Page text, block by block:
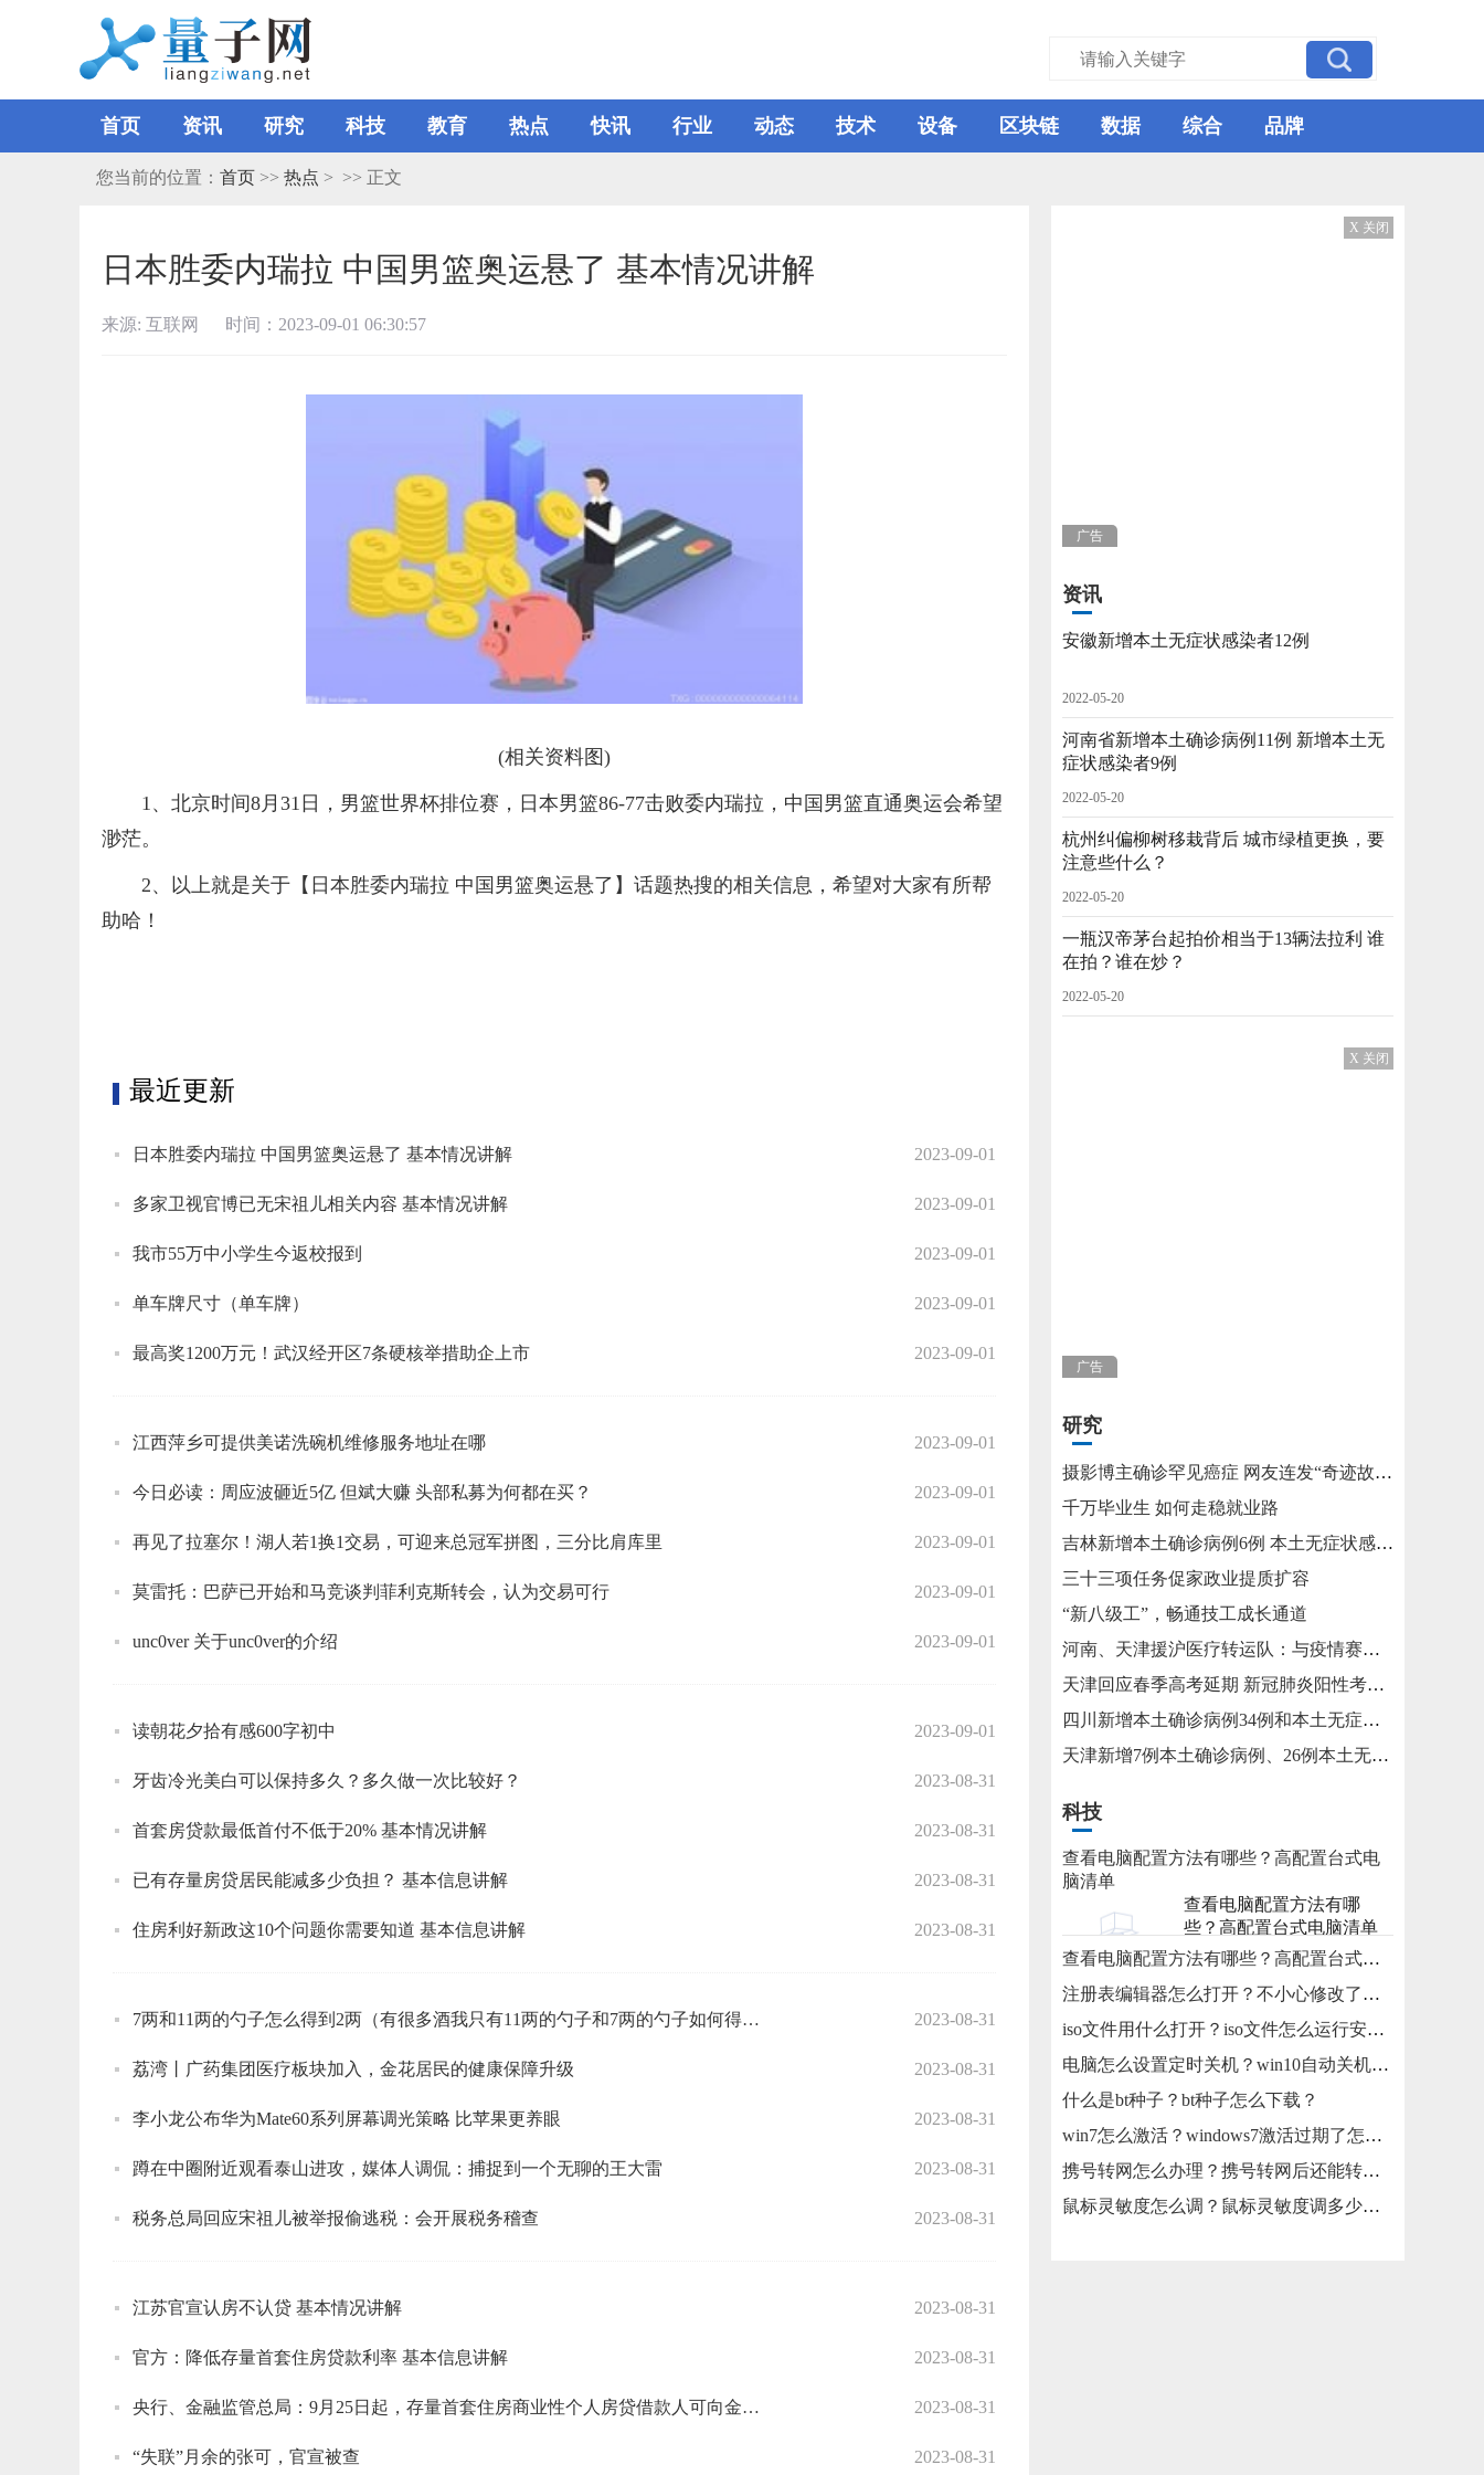
首页 资讯 研究 科技 教育 热点 快讯 行业 动态 技术 设备 区块链 数据 综合 品牌
您当前的位置： 首页 >> 热点 > >> 正文
日本胜委内瑞拉 中国男篮奥运悬了 基本情况讲解
来源: 互联网 时间：2023-09-01 06:30:57
(相关资料图)
1、北京时间8月31日，男篮世界杯排位赛，日本男篮86-77击败委内瑞拉，中国男篮直通奥运会希望
渺茫。
2、以上就是关于【日本胜委内瑞拉 中国男篮奥运悬了】话题热搜的相关信息，希望对大家有所帮
助哈！
最近更新
日本胜委内瑞拉 中国男篮奥运悬了 基本情况讲解 2023-09-01
多家卫视官博已无宋祖儿相关内容 基本情况讲解 2023-09-01
我市55万中小学生今返校报到 2023-09-01
单车牌尺寸（单车牌） 2023-09-01
最高奖1200万元！武汉经开区7条硬核举措助企上市 2023-09-01
江西萍乡可提供美诺洗碗机维修服务地址在哪 2023-09-01
今日必读：周应波砸近5亿 但斌大赚 头部私募为何都在买？ 2023-09-01
再见了拉塞尔！湖人若1换1交易，可迎来总冠军拼图，三分比肩库里 2023-09-01
莫雷托：巴萨已开始和马竞谈判菲利克斯转会，认为交易可行 2023-09-01
unc0ver 关于unc0ver的介绍 2023-09-01
读朝花夕拾有感600字初中 2023-09-01
牙齿冷光美白可以保持多久？多久做一次比较好？ 2023-08-31
首套房贷款最低首付不低于20% 基本情况讲解 2023-08-31
已有存量房贷居民能减多少负担？ 基本信息讲解 2023-08-31
住房利好新政这10个问题你需要知道 基本信息讲解 2023-08-31
7两和11两的勺子怎么得到2两（有很多酒我只有11两的勺子和7两的勺子如何得到2两酒） 2023-08-31
荔湾丨广药集团医疗板块加入，金花居民的健康保障升级 2023-08-31
李小龙公布华为Mate60系列屏幕调光策略 比苹果更养眼 2023-08-31
蹲在中圈附近观看泰山进攻，媒体人调侃：捕捉到一个无聊的王大雷 2023-08-31
税务总局回应宋祖儿被举报偷逃税：会开展税务稽查 2023-08-31
江苏官宣认房不认贷 基本情况讲解 2023-08-31
官方：降低存量首套住房贷款利率 基本信息讲解 2023-08-31
央行、金融监管总局：9月25日起，存量首套住房商业性个人房贷借款人可向金融机构申请协商变更利率水平 2023-08-31
“失联”月余的张可，官宣被查 2023-08-31
广告
X 关闭
资讯
安徽新增本土无症状感染者12例
2022-05-20
河南省新增本土确诊病例11例 新增本土无
症状感染者9例
2022-05-20
杭州纠偏柳树移栽背后 城市绿植更换，要
注意些什么？
2022-05-20
一瓶汉帝茅台起拍价相当于13辆法拉利 谁
在拍？谁在炒？
2022-05-20
广告
X 关闭
研究
摄影博主确诊罕见癌症 网友连发“奇迹故事”不允许他躺平
千万毕业生 如何走稳就业路
吉林新增本土确诊病例6例 本土无症状感染者15例
三十三项任务促家政业提质扩容
“新八级工”，畅通技工成长通道
河南、天津援沪医疗转运队：与疫情赛跑 为生命护航
天津回应春季高考延期 新冠肺炎阳性考生将在医院考试
四川新增本土确诊病例34例和本土无症状感染者115例
天津新增7例本土确诊病例、26例本土无症状感染者
科技
查看电脑配置方法有哪些？高配置台式电
脑清单
查看电脑配置方法有哪
些？高配置台式电脑清单
2023-05-31
查看电脑配置方法有哪些？高配置台式电脑清单
注册表编辑器怎么打开？不小心修改了注册表怎么还原？
iso文件用什么打开？iso文件怎么运行安装？
电脑怎么设置定时关机？win10自动关机怎么设置？
什么是bt种子？bt种子怎么下载？
win7怎么激活？windows7激活过期了怎么办？
携号转网怎么办理？携号转网后还能转回来吗？
鼠标灵敏度怎么调？鼠标灵敏度调多少合适？